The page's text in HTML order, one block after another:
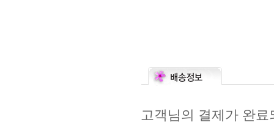
고객님의 결제가 완